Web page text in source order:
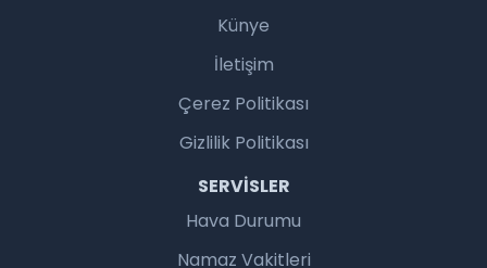
Künye
İletişim
Çerez Politikası
Gizlilik Politikası
SERVISLER
Hava Durumu
Namaz Vakitleri